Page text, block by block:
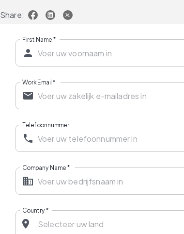
Share:
First Name*
Work Email*
Telefoonnummer
Company Name*
Country*